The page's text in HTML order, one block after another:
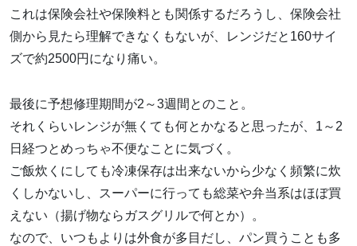
これは保険会社や保険料とも関係するだろうし、保険会社
側から見たら理解できなくもないが、レンジだと160サイ
ズで約2500円になり痛い。
最後に予想修理期間が2～3週間とのこと。
それくらいレンジが無くても何とかなると思ったが、1～2
日経つとめっちゃ不便なことに気づく。
ご飯炊くにしても冷凍保存は出来ないから少なく頻繁に炊
くしかないし、スーパーに行っても総菜や弁当系はほぼ買
えない（揚げ物ならガスグリルで何とか）。
なので、いつもよりは外食が多目だし、パン買うことも多